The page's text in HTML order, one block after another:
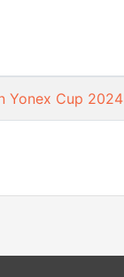
Yonex Cup 2024